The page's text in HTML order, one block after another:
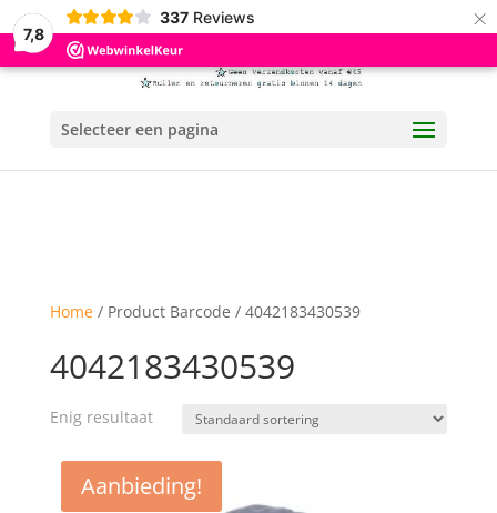
7,8
337 Reviews ×
Selecteer een pagina
Home/ Product Barcode / 4042183430539
4042183430539
Enig resultaat
Aanbieding!